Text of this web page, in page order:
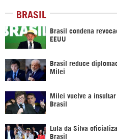
BRASIL
Brasil condena
EEUU
Brasil reduce
Milei
Milei vuelve a
Brasil
Lula da Silva
Brasil